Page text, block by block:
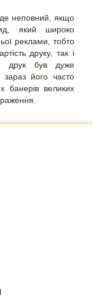
неповний, якщо
який широко
реклами, тобто
друку, так і
друкбув дуже
його часто
банерів великих